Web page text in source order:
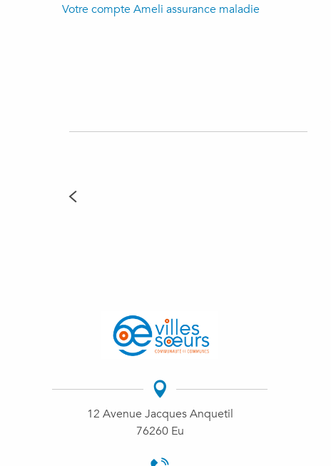
Votre compte Ameli assurance maladie
12 Avenue Jacques Anquetil
76260 Eu